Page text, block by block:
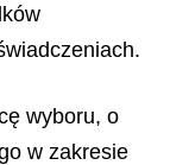
wyboru, o
w zakresie